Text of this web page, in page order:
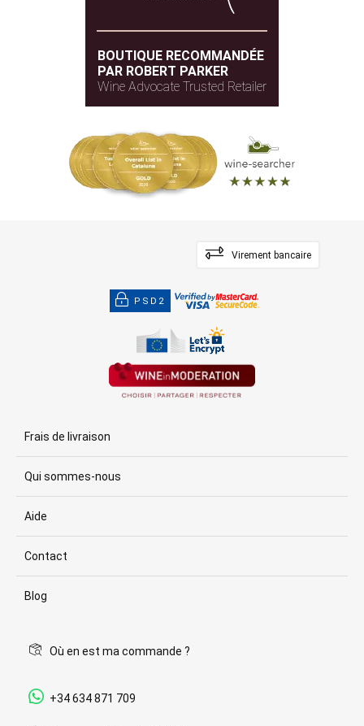
BOUTIQUE RECOMMANDÉE
PAR ROBERT PARKER
Wine Advocate Trusted Retailer
Virement bancaire
PSD2
Frais de livraison
Qui sommes-nous
Aide
Contact
Blog
Où en est ma commande ?
+34 634 871 709